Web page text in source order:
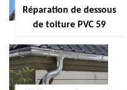
Réparation de dessous
de toiture PVC 59